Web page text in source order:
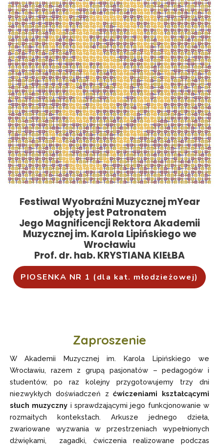
Festiwal Wyobraźni Muzycznej mYear
objęty jest Patronatem
Jego Magnificencji Rektora Akademii
Muzycznej im. Karola Lipińskiego we
Wrocławiu
Prof. dr. hab. KRYSTIANA KIEŁBA
PIOSENKA NR 1 (dla kat. młodzieżowej)
Zaproszenie
W Akademii Muzycznej im. Karola Lipińskiego we
Wrocławiu, razem z grupą pasjonatów – pedagogów i
studentów, po raz kolejny przygotowujemy trzy dni
niezwykłych doświadczeń zćwiczeniami kształcącymi
słuch muzyczny i sprawdzającymi jego funkcjonowanie w
rozmaitych kontekstach. Arkusze jednego dzieła,
zwariowane wyzwania w przestrzeniach wypełnionych
dźwiękami, zagadki, ćwiczenia realizowane podczas